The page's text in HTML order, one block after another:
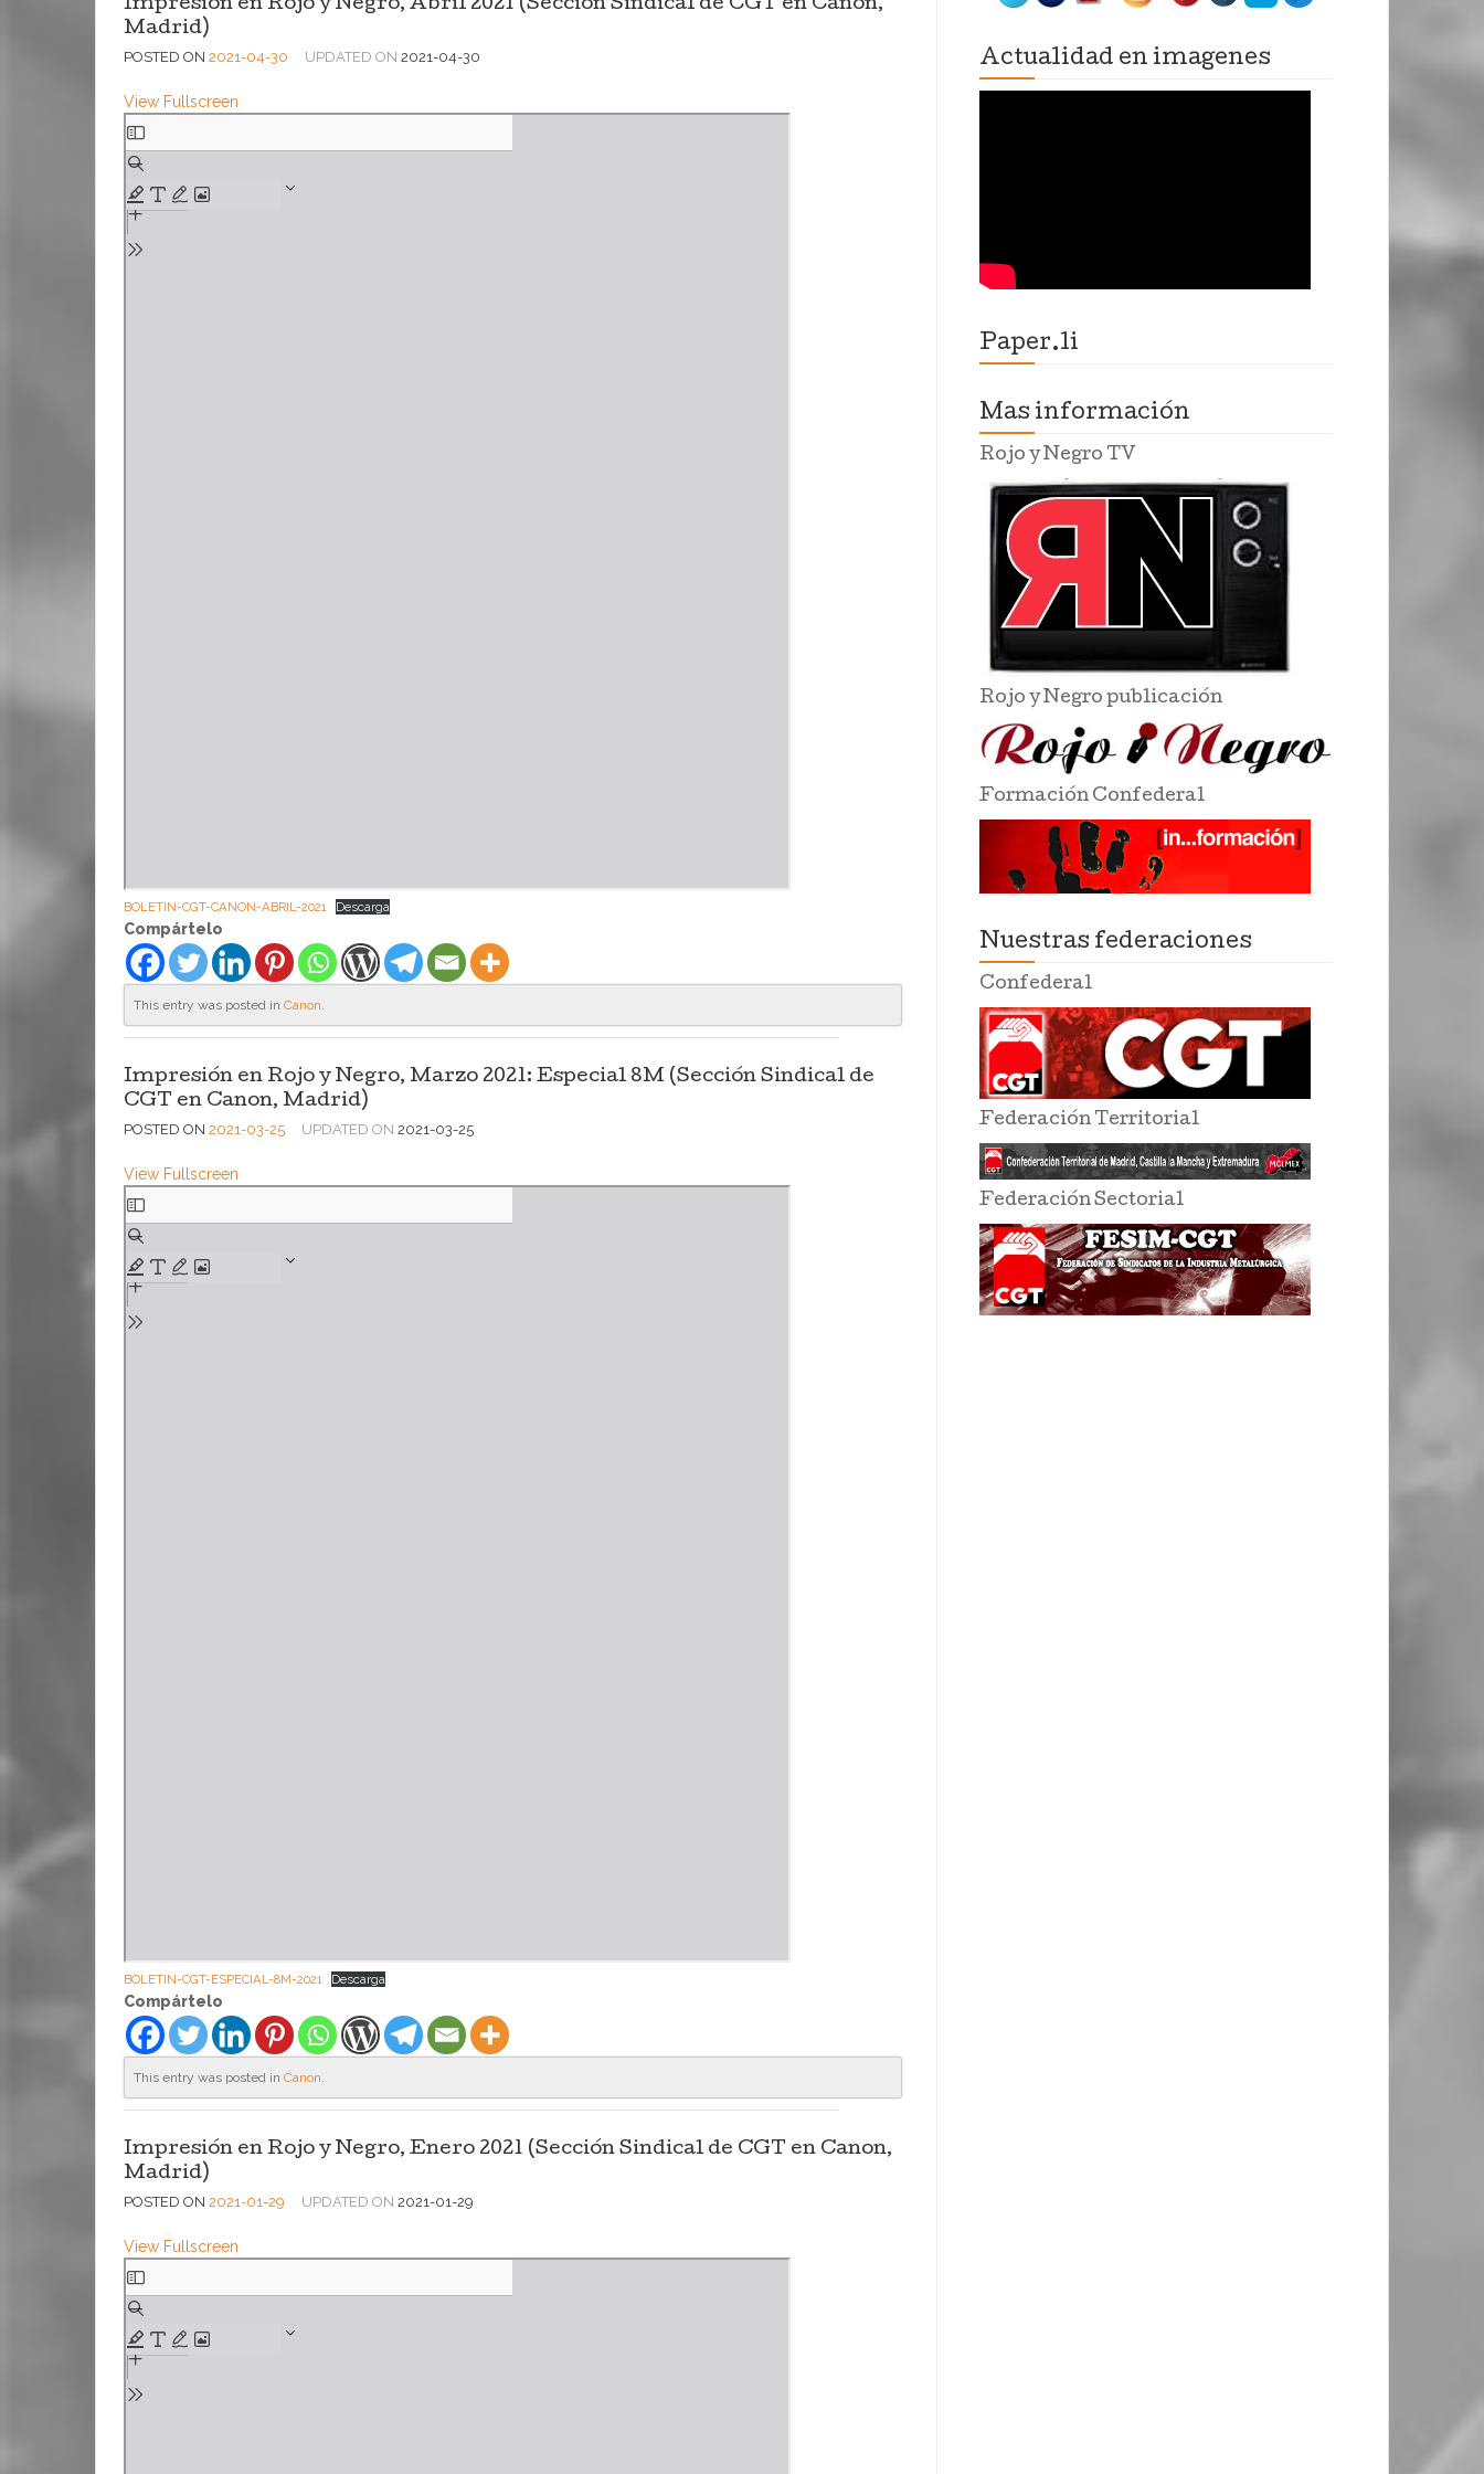
Impresión en Rojo y Negro, Abril 2021 (Sección Sindical de CGT en Canon,
Madrid)
POSTED ON 2021-04-30 UPDATED ON 2021-04-30
View Fullscreen
Saltar
al
contenido
del
PDF
BOLETIN-CGT-CANON-ABRIL-2021 Descarga
Compártelo
This entry was posted in Canon.
Impresión en Rojo y Negro, Marzo 2021: Especial 8M (Sección Sindical de
CGT en Canon, Madrid)
POSTED ON 2021-03-25 UPDATED ON 2021-03-25
View Fullscreen
Saltar
al
contenido
del
PDF
BOLETIN-CGT-ESPECIAL-8M-2021 Descarga
Compártelo
This entry was posted in Canon.
Impresión en Rojo y Negro, Enero 2021 (Sección Sindical de CGT en Canon,
Madrid)
POSTED ON 2021-01-29 UPDATED ON 2021-01-29
View Fullscreen
Saltar
al
contenido
del
PDF
Actualidad en imagenes
Paper.li
Mas información
Rojo y Negro TV
Rojo y Negro publicación
Formación Confederal
Nuestras federaciones
Confederal
Federación Territorial
Federación Sectorial